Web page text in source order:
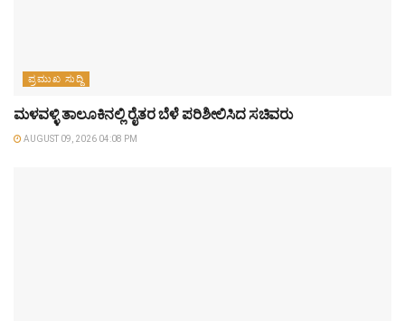
ಪ್ರಮುಖ ಸುದ್ದಿ
ಮಳವಳ್ಳಿ ತಾಲೂಕಿನಲ್ಲಿ ರೈತರ ಬೆಳೆ ಪರಿಶೀಲಿಸಿದ ಸಚಿವರು
AUGUST 09, 2026 04:08 PM